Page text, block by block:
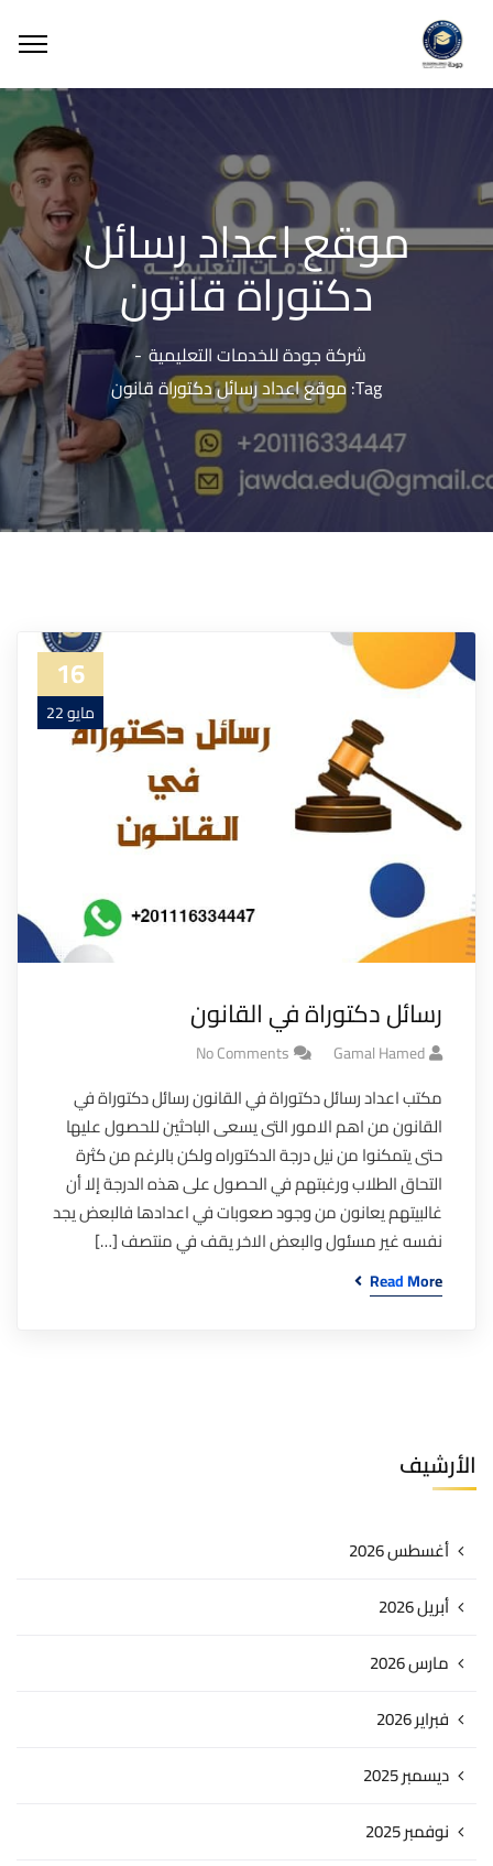
موقع اعداد رسائل
دكتوراة قانون
شركة جودة للخدمات التعليمية
Tag: موقع اعداد رسائل دكتوراة قانون
16
مايو 22
رسائل دكتوراة في القانون
Gamal Hamed
No Comments
مكتب اعداد رسائل دكتوراة في القانون رسائل دكتوراة في
القانون من اهم الامور التى يسعى الباحثين للحصول عليها
حتى يتمكنوا من نيل درجة الدكتوراه ولكن بالرغم من كثرة
التحاق الطلاب ورغبتهم في الحصول على هذه الدرجة إلا أن
غالبيتهم يعانون من وجود صعوبات في اعدادها فالبعض يجد
نفسه غير مسئول والبعض الاخر يقف في منتصف […]
Read More
الأرشيف
أغسطس 2026
أبريل 2026
مارس 2026
فبراير 2026
ديسمبر 2025
نوفمبر 2025